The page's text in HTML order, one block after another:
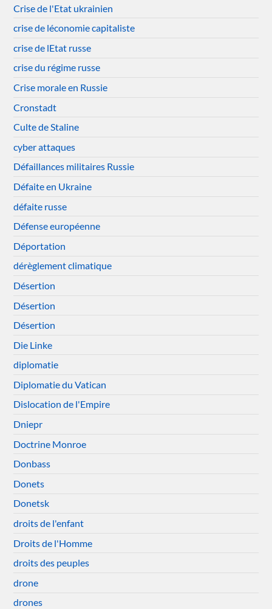
Crise de l'Etat ukrainien
crise de léconomie capitaliste
crise de lEtat russe
crise du régime russe
Crise morale en Russie
Cronstadt
Culte de Staline
cyber attaques
Défaillances militaires Russie
Défaite en Ukraine
défaite russe
Défense européenne
Déportation
dérèglement climatique
Désertion
Désertion
Désertion
Die Linke
diplomatie
Diplomatie du Vatican
Dislocation de l'Empire
Dniepr
Doctrine Monroe
Donbass
Donets
Donetsk
droits de l'enfant
Droits de l'Homme
droits des peuples
drone
drones